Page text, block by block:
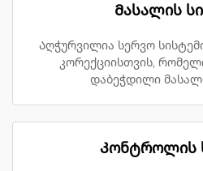
Მასალის
Აღჭურვილია სერვო
კორექციისთვის,
დაბეჭდილი
Კონტროლის